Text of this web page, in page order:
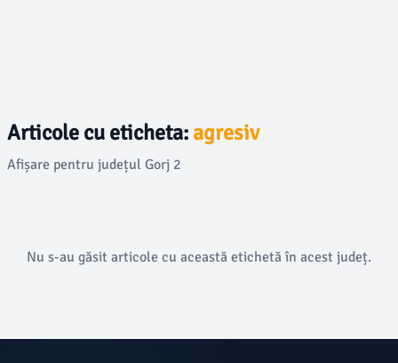
Articole cu eticheta: agresiv
Afișare pentru județul Gorj 2
Nu s-au găsit articole cu această etichetă în acest județ.